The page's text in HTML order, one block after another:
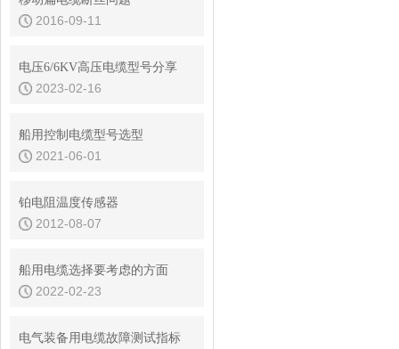
2016-09-11
电压6/6KV高压电缆型号分享
2023-02-16
船用控制电缆型号选型
2021-06-01
铂电阻温度传感器
2012-08-07
船用电缆选择要考虑的方面
2022-02-23
电气装备用电缆故障测试指标